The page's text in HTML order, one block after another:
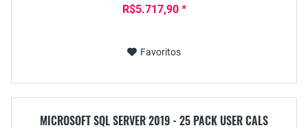
R$5.717,90 *
Favoritos
MICROSOFT SQL SERVER 2019 - 25 PACK USER CALS